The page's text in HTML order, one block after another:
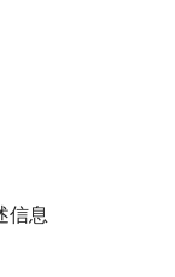
信息